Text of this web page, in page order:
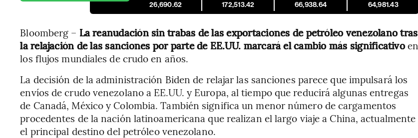
26,690.62 172,513.42 66,938.64 64,981.43
Bloomberg – La reanudación sin trabas de las exportaciones de petróleo venezolano tras
la relajación de las sanciones por parte de EE.UU. marcará el cambio más significativoen
los flujos mundiales de crudo en años.
La decisión de la administración Biden de relajar las sanciones parece que impulsará los
envíos de crudo venezolano a EE.UU. y Europa, al tiempo que reducirá algunas entregas
de Canadá, México y Colombia. También significa un menor número de cargamentos
procedentes de la nación latinoamericana que realizan el largo viaje a China, actualmente
el principal destino del petróleo venezolano.